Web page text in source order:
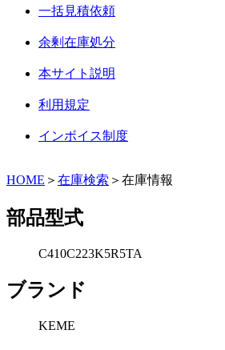
一括見積依頼
余剰在庫処分
本サイト説明
利用規定
インボイス制度
HOME ＞ 在庫検索 ＞在庫情報
部品型式
C410C223K5R5TA
ブランド
KEME